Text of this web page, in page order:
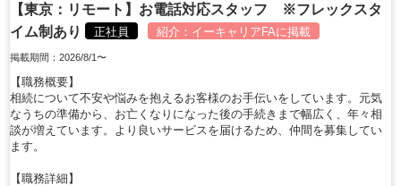
【東京：リモート】お電話対応スタッフ ※フレックスタ
イム制あり
正社員 紹介： イーキャリアFAに掲載
掲載期間：2026/8/1〜
【職務概要】
相続について不安や悩みを抱えるお客様のお手伝いをしています。元気
なうちの準備から、お亡くなりになった後の手続きまで幅広く、年々相
談が増えています。より良いサービスを届けるため、仲間を募集してい
ます。
【職務詳細】